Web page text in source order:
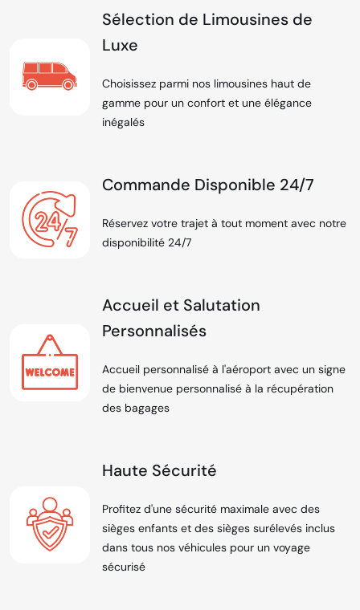
Sélection de Limousines de
Luxe
Choisissez parmi nos limousines haut de
gamme pour un confort et une élégance
inégalés
Commande Disponible 24/7
Réservez votre trajet à tout moment avec notre
disponibilité 24/7
Accueil et Salutation
Personnalisés
Accueil personnalisé à l'aéroport avec un signe
de bienvenue personnalisé à la récupération
des bagages
Haute Sécurité
Profitez d'une sécurité maximale avec des
sièges enfants et des sièges surélevés inclus
dans tous nos véhicules pour un voyage
sécurisé